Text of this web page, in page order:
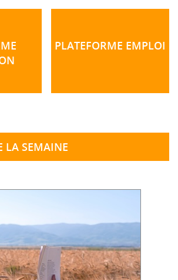
PLATEFORME EMPLOI
LA SEMAINE